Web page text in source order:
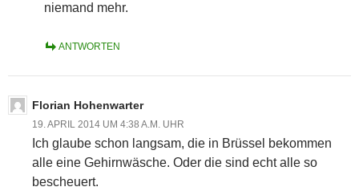
niemand mehr.
ANTWORTEN
Florian Hohenwarter
19. APRIL 2014 UM 4:38 A.M. UHR
Ich glaube schon langsam, die in Brüssel bekommen
alle eine Gehirnwäsche. Oder die sind echt alle so
bescheuert.